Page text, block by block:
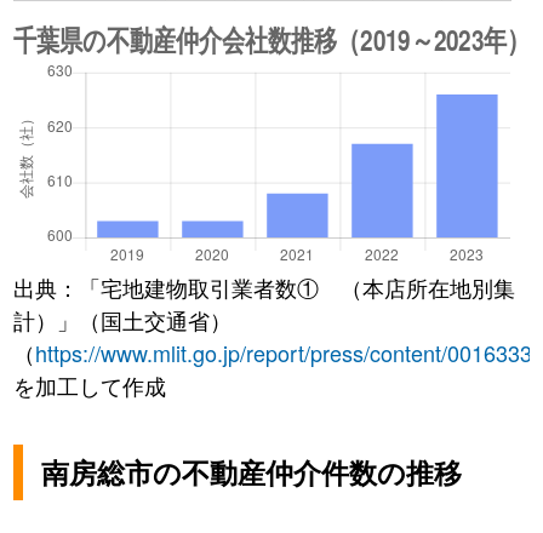
出典：「宅地建物取引業者数① （本店所在地別集
計）」（国土交通省）
（https://www.mlit.go.jp/report/press/content/
を加工して作成
南房総市の不動産仲介件数の推移